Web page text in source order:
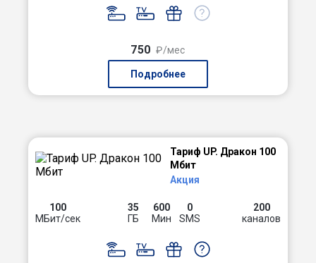
750 ₽/мес
Подробнее
Тариф UP. Дракон 100
Мбит
Акция
100
МБит/сек
35
ГБ
600
Мин
0
SMS
200
каналов